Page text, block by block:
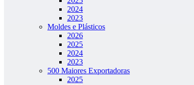
2024
2023
Moldes e Plásticos
2026
2025
2024
2023
500 Maiores Exportadoras
2025